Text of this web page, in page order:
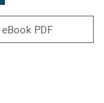
eBook PDF